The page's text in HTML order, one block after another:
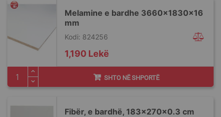
Melamine e bardhe 3660x1830x16
mm
Kodi: 824256
1,190 Lekë
SHTO NË SHPORTË
Fibër, e bardhë, 183x270x0.3 cm